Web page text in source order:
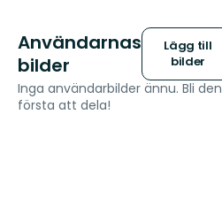
Användarnas
bilder
Lägg till
bilder
Inga användarbilder ännu. Bli den
första att dela!